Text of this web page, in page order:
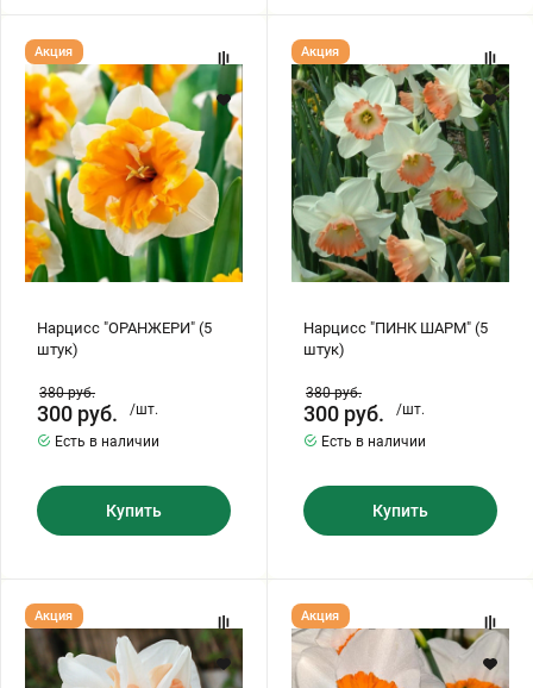
Нарцисс
"ОРАНЖЕРИ"
(5
штук)
Нарцисс "ОРАНЖЕРИ" (5
штук)
Акция
380руб.
300 руб.
/шт.
Есть в наличии
Купить
Нарцисс
"ПИНК
ШАРМ"
(5
штук)
Нарцисс "ПИНК ШАРМ" (5
штук)
Акция
380руб.
300 руб.
/шт.
Есть в наличии
Купить
Нарцисс
"РЕПЛИТ"
(5
шт)
Акция
Нарцисс
"ПРОФЕССОР
ЭЙНШТЕЙН"
(5
штук)
Акция